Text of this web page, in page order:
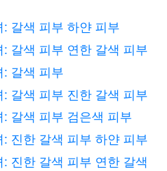
갈색 피부 하얀 피부
갈색 피부 연한 갈색 피부
갈색 피부
갈색 피부 진한 갈색 피부
갈색 피부 검은색 피부
진한 갈색 피부 하얀 피부
진한 갈색 피부 연한 갈색